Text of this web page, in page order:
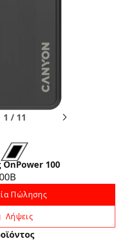
1 / 11
100
Πώλησης
Λήψεις